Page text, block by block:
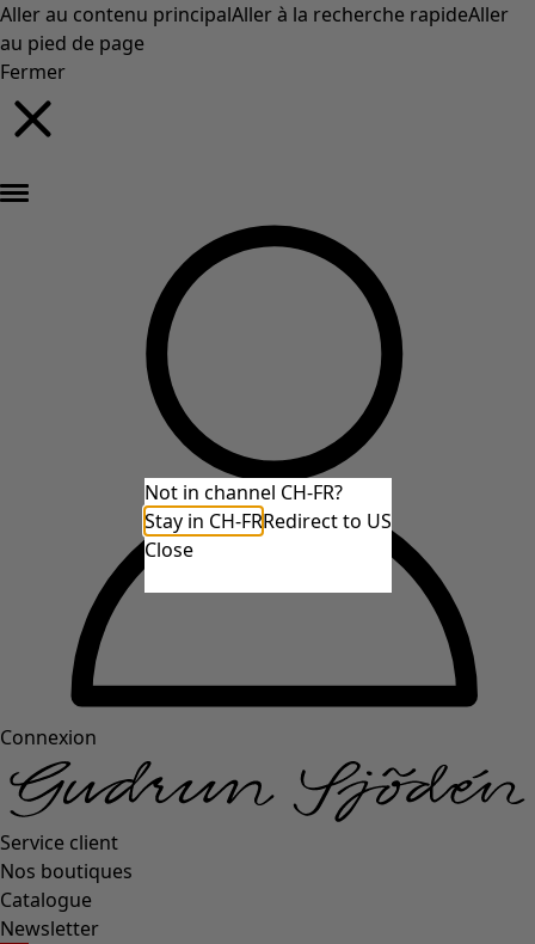
Aller au contenu principalAller à la recherche rapideAller
au pied de page
Fermer
Connexion
Service client
Nos boutiques
Catalogue
Newsletter
Not in channel CH-FR?
Stay in CH-FRRedirect to US
Close